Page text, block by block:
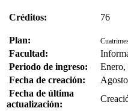
Créditos: 76
Plan:
Facultad:
Periodo de ingreso:
Enero,
Fecha de creación:
Fecha de última
actualización: